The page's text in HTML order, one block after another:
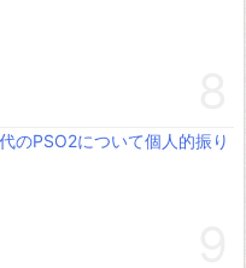
のPSO2について個人的振り